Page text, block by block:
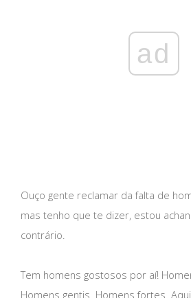
ad
Ouço gente reclamar da falta de
mas tenho que te dizer, estou
contrário.
Tem homens gostosos por aí!
Homens gentis. Homens fortes.